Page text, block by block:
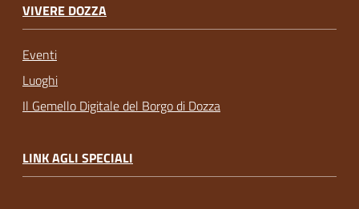
VIVERE DOZZA
Eventi
Luoghi
Il Gemello Digitale del Borgo di Dozza
LINK AGLI SPECIALI